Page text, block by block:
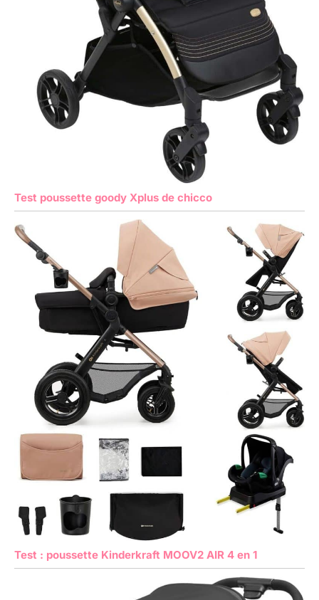
Test poussette goody Xplus de chicco
Test : poussette Kinderkraft MOOV2 AIR 4 en 1